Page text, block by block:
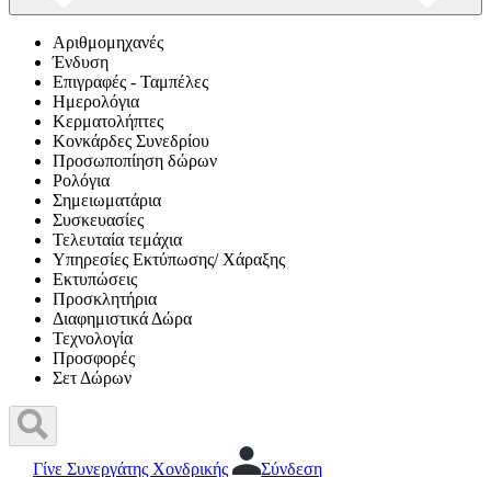
Αριθμομηχανές
Ένδυση
Επιγραφές - Ταμπέλες
Ημερολόγια
Κερματολήπτες
Κονκάρδες Συνεδρίου
Προσωποπίηση δώρων
Ρολόγια
Σημειωματάρια
Συσκευασίες
Τελευταία τεμάχια
Υπηρεσίες Εκτύπωσης/ Χάραξης
Εκτυπώσεις
Προσκλητήρια
Διαφημιστικά Δώρα
Τεχνολογία
Προσφορές
Σετ Δώρων
Γίνε Συνεργάτης Χονδρικής Σύνδεση